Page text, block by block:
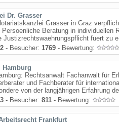
Dr. Grasser
Grasser in Graz
Persoenliche Beratung in individuellen
Justizrechtswaehrungspflicht fuert zu
- Besucher: 1769 - Bewertung:
Hamburg
Rechtsanwalt Fachanwalt für
und Fachberater für
von der langjährigen Erfahrung
- Besucher: 811 - Bewertung:
Frankfurt